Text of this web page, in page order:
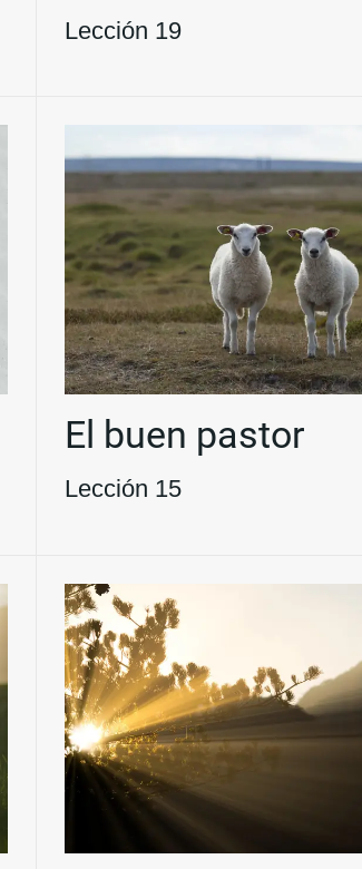
Lección 19
El buen pastor
Lección 15